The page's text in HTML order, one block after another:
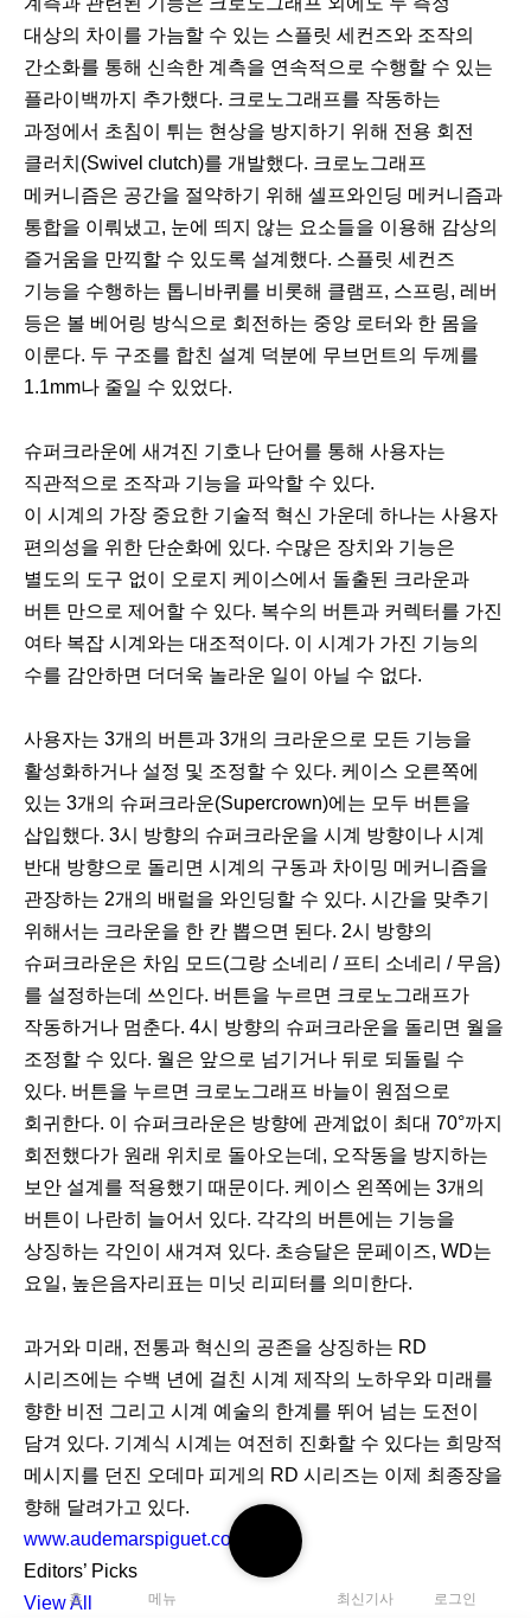
검
색
홈 메뉴 최신기사 로그인
대상의 차이를 가늠할 수 있는 스플릿 세컨즈와 조작의
간소화를 통해 신속한 계측을 연속적으로 수행할 수 있는
플라이백까지 추가했다. 크로노그래프를 작동하는
과정에서 초침이 튀는 현상을 방지하기 위해 전용 회전
클러치(Swivel clutch)를 개발했다. 크로노그래프
메커니즘은 공간을 절약하기 위해 셀프와인딩 메커니즘과
통합을 이뤄냈고, 눈에 띄지 않는 요소들을 이용해 감상의
즐거움을 만끽할 수 있도록 설계했다. 스플릿 세컨즈
기능을 수행하는 톱니바퀴를 비롯해 클램프, 스프링, 레버
등은 볼 베어링 방식으로 회전하는 중앙 로터와 한 몸을
이룬다. 두 구조를 합친 설계 덕분에 무브먼트의 두께를
1.1mm나 줄일 수 있었다.
슈퍼크라운에 새겨진 기호나 단어를 통해 사용자는
직관적으로 조작과 기능을 파악할 수 있다.
이 시계의 가장 중요한 기술적 혁신 가운데 하나는 사용자
편의성을 위한 단순화에 있다. 수많은 장치와 기능은
별도의 도구 없이 오로지 케이스에서 돌출된 크라운과
버튼 만으로 제어할 수 있다. 복수의 버튼과 커렉터를 가진
여타 복잡 시계와는 대조적이다. 이 시계가 가진 기능의
수를 감안하면 더더욱 놀라운 일이 아닐 수 없다.
사용자는 3개의 버튼과 3개의 크라운으로 모든 기능을
활성화하거나 설정 및 조정할 수 있다. 케이스 오른쪽에
있는 3개의 슈퍼크라운(Supercrown)에는 모두 버튼을
삽입했다. 3시 방향의 슈퍼크라운을 시계 방향이나 시계
반대 방향으로 돌리면 시계의 구동과 차이밍 메커니즘을
관장하는 2개의 배럴을 와인딩할 수 있다. 시간을 맞추기
위해서는 크라운을 한 칸 뽑으면 된다. 2시 방향의
슈퍼크라운은 차임 모드(그랑 소네리 / 프티 소네리 / 무음)
를 설정하는데 쓰인다. 버튼을 누르면 크로노그래프가
작동하거나 멈춘다. 4시 방향의 슈퍼크라운을 돌리면 월을
조정할 수 있다. 월은 앞으로 넘기거나 뒤로 되돌릴 수
있다. 버튼을 누르면 크로노그래프 바늘이 원점으로
회귀한다. 이 슈퍼크라운은 방향에 관계없이 최대 70°까지
회전했다가 원래 위치로 돌아오는데, 오작동을 방지하는
보안 설계를 적용했기 때문이다. 케이스 왼쪽에는 3개의
버튼이 나란히 늘어서 있다. 각각의 버튼에는 기능을
상징하는 각인이 새겨져 있다. 초승달은 문페이즈, WD는
요일, 높은음자리표는 미닛 리피터를 의미한다.
과거와 미래, 전통과 혁신의 공존을 상징하는 RD
시리즈에는 수백 년에 걸친 시계 제작의 노하우와 미래를
향한 비전 그리고 시계 예술의 한계를 뛰어 넘는 도전이
담겨 있다. 기계식 시계는 여전히 진화할 수 있다는 희망적
메시지를 던진 오데마 피게의 RD 시리즈는 이제 최종장을
향해 달려가고 있다.
www.audemarspiguet.com
Editors’ Picks
View All